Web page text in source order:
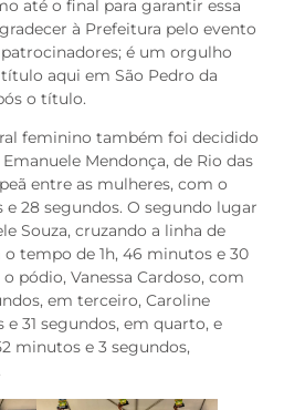
até o final para garantir essa
à Prefeitura pelo evento
é um orgulho
aqui em São Pedro da
o título.
feminino também foi decidido
Mendonça, de Rio das
entre as mulheres, com o
28 segundos. O segundo lugar
Souza, cruzando a linha de
tempo de 1h, 46 minutos e 30
pódio, Vanessa Cardoso, com
em terceiro, Caroline
e 31 segundos, em quarto, e
minutos e 3 segundos,